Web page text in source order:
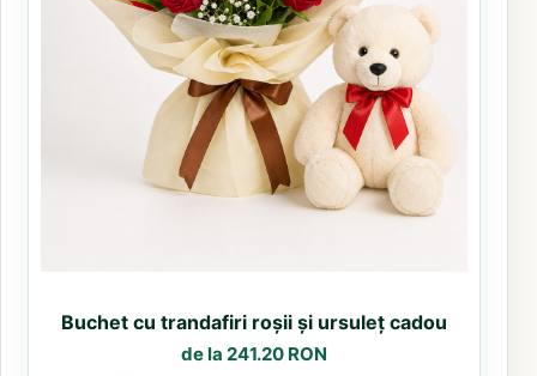
Buchet cu trandafiri roșii și ursuleț cadou
de la 241.20 RON